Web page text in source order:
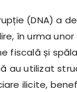
(DNA) a
în urma
fiscală și
au utilizat
ilicite,